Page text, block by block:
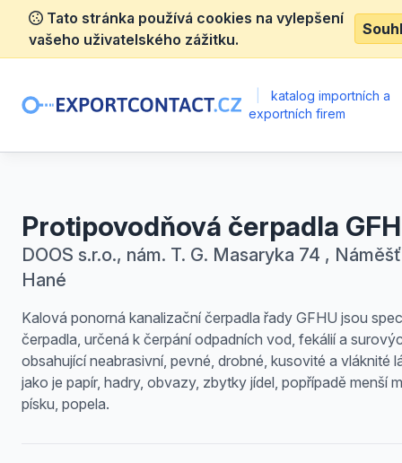
Tato stránka používá cookies na vylepšení
vašeho uživatelského zážitku.
katalog importních a
exportních firem
Protipovodňová čerpadla
DOOS s.r.o., nám. T. G. Masaryka 74 ,
Hané
Kalová ponorná kanalizační čerpadla řady GFHU jsou
čerpadla, určená k čerpání odpadních vod, fekálií a
obsahující neabrasivní, pevné, drobné, kusovité a vláknité
jako je papír, hadry, obvazy, zbytky jídel, popřípadě menší
písku, popela.